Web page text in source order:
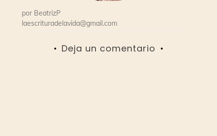
por BeatrizP
laescrituradelavida@gmail.com
Deja un comentario